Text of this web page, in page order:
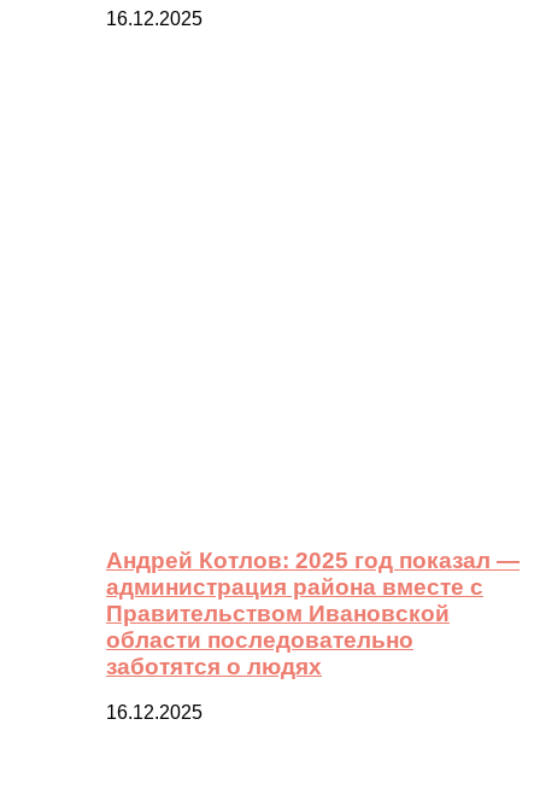
16.12.2025
Андрей Котлов: 2025 год показал —
администрация района вместе с
Правительством Ивановской
области последовательно
заботятся о людях
16.12.2025